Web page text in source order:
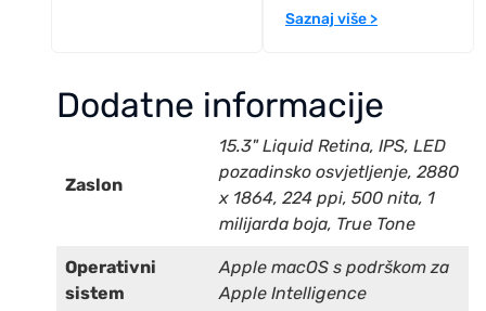
Saznaj više >
Dodatne informacije
Zaslon
15.3" Liquid Retina, IPS, LED
pozadinsko osvjetljenje, 2880
x 1864, 224 ppi, 500 nita, 1
milijarda boja, True Tone
Operativni
sistem
Apple macOS s podrškom za
Apple Intelligence